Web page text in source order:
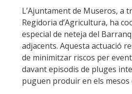
L’Ajuntament de Museros, a
Regidoria d’Agricultura, ha
especial de neteja del
adjacents. Aquesta actuació
de minimitzar riscos per
davant episodis de pluges
puguen produir en els mesos